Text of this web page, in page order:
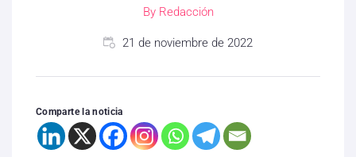
By Redacción
21 de noviembre de 2022
Comparte la noticia